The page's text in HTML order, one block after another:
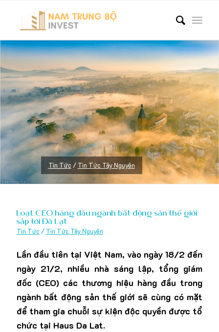
Tin Tức / Tin Tức Tây Nguyên
Loạt CEO hàng đầu ngành bất động sản thế giới
sắp tới Đà Lạt
Tin Tức / Tin Tức Tây Nguyên
Lần đầu tiên tại Việt Nam, vào ngày 18/2 đến
ngày 21/2, nhiều nhà sáng lập, tổng giám
đốc (CEO) các thương hiệu hàng đầu trong
ngành bất động sản thế giới sẽ cùng có mặt
để tham gia chuỗi sự kiện độc quyền được tổ
chức tại Haus Da Lat.